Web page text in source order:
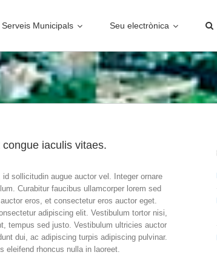
Serveis Municipals Seu electrònica
iaculis vitaes.
sollicitudin augue auctor vel. Integer ornare
Curabitur faucibus ullamcorper lorem sed
eros, et consectetur eros auctor eget.
adipiscing elit. Vestibulum tortor nisi,
tempus sed justo. Vestibulum ultricies auctor
dui, ac adipiscing turpis adipiscing pulvinar.
eleifend rhoncus nulla in laoreet.